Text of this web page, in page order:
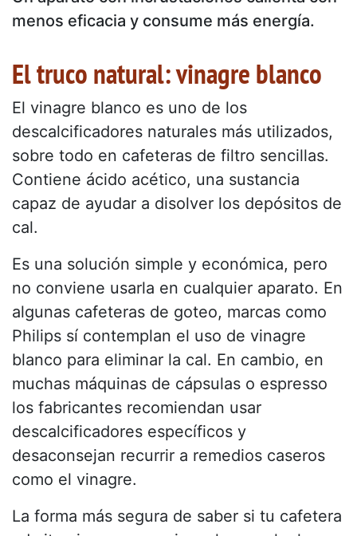
menos eficacia y consume más energía.
El truco natural: vinagre blanco
El vinagre blanco es uno de los
descalcificadores naturales más utilizados,
sobre todo en cafeteras de filtro sencillas.
Contiene ácido acético, una sustancia
capaz de ayudar a disolver los depósitos de
cal.
Es una solución simple y económica, pero
no conviene usarla en cualquier aparato. En
algunas cafeteras de goteo, marcas como
Philips sí contemplan el uso de vinagre
blanco para eliminar la cal. En cambio, en
muchas máquinas de cápsulas o espresso
los fabricantes recomiendan usar
descalcificadores específicos y
desaconsejan recurrir a remedios caseros
como el vinagre.
La forma más segura de saber si tu cafetera